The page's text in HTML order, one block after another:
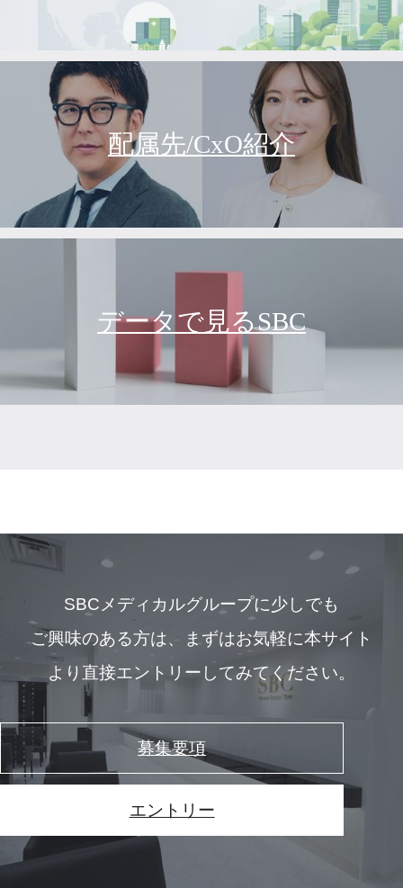
配属先/CxO紹介
データで見るSBC
SBCメディカルグループに少しでも
ご興味のある方は、 まずはお気軽に本サイト
より直接エントリーしてみてください。
募集要項
エントリー